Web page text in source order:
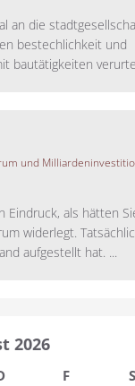
an die
bestechlichkeit und
bautätigkeiten
und
Eindruck, als hätten
widerlegt.
aufgestellt hat. ...
2026
F
S